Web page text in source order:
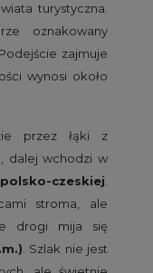
turystyczna.
oznakowany
zajmuje
wynosi około
przez łąki z
dalej wchodzi w
czeskiej.
stroma, ale
drogi mija się
. Szlak nie jest